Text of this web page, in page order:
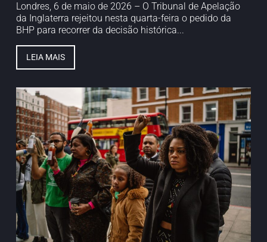
Londres, 6 de maio de 2026 – O Tribunal de Apelação
da Inglaterra rejeitou nesta quarta-feira o pedido da
BHP para recorrer da decisão histórica...
LEIA MAIS